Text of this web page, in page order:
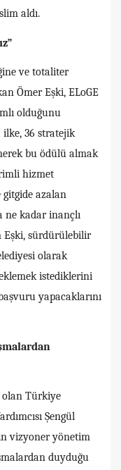
aldı.
ve totaliter
Ömer Eşki, ELoGE
olduğunu
ilke, 36 stratejik
bu ödülü almak
hizmet
gitgide azalan
ne kadar inançlı
Eşki, sürdürülebilir
olarak
istediklerini
yapacaklarını
olan Türkiye
Şengül
vizyoner yönetim
duyduğu